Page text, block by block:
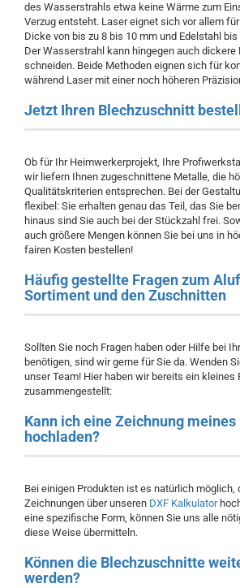
des Wasserstrahls etwa keine Wärme zum
Verzug entsteht. Laser eignet sich vor allem
Dicke von bis zu 8 bis 10 mm und Edelstahl
Der Wasserstrahl kann hingegen auch dickere
schneiden. Beide Methoden eignen sich für
während Laser mit einer noch höheren
Jetzt Ihren Blechzuschnitt
Ob für Ihr Heimwerkerprojekt, Ihre
wir liefern Ihnen zugeschnittene Metalle, die
Qualitätskriterien entsprechen. Bei der
flexibel: Sie erhalten genau das Teil, das Sie
hinaus sind Sie auch bei der Stückzahl frei.
auch größere Mengen können Sie bei uns in
fairen Kosten bestellen!
Häufig gestellte Fragen zum
Sortiment und den Zuschnitten
Sollten Sie noch Fragen haben oder Hilfe bei
benötigen, sind wir gerne für Sie da. Wenden
unser Team! Hier haben wir bereits ein kleines
zusammengestellt:
Kann ich eine Zeichnung meines
hochladen?
Bei einigen Produkten ist es natürlich möglich,
Zeichnungen über unseren DXF Kalkulator
eine spezifische Form, können Sie uns alle
diese Weise übermitteln.
Können die Blechzuschnitte
werden?